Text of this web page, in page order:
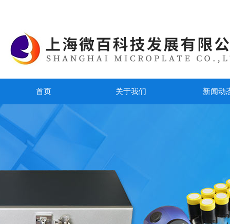
首页 关于我们 新闻动